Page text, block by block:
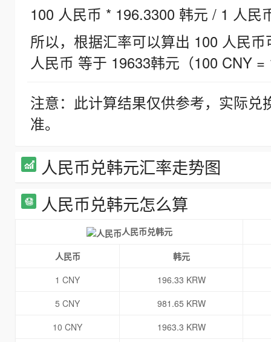
100 人民币 * 196.3300 韩元 / 1 人民
所以，根据汇率可以算出 100 人民
人民币 等于 19633韩元（100 CNY =
注意：此计算结果仅供参考，实际
准。
人民币兑韩元汇率走势图
人民币兑韩元怎么算
人民币兑韩元
人民币
韩元
1 CNY
196.33 KRW
5 CNY
981.65 KRW
10 CNY
1963.3 KRW